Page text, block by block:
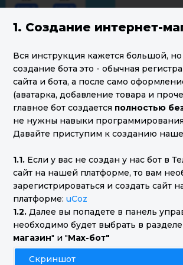
1. Создание интернет-
Вся инструкция кажется большой,
создание бота это - обычная
сайта и бота, а после само
(аватарка, добавление товара и
главное бот создается полностью
не нужны навыки
Давайте приступим к созданию
1.1. Если у вас не создан у нас бот в
сайт на нашей платформе, то вам
зарегистрироваться и создать сайт
платформе: uCoz
1.2. Далее вы попадете в панель
необходимо будет выбрать в
магазин" и "Max-бот"
Скриншот